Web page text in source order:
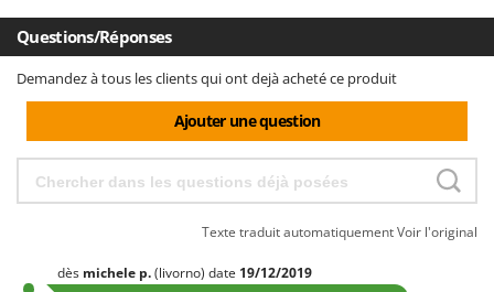
Questions/Réponses
Demandez à tous les clients qui ont dejà acheté ce produit
Ajouter une question
Texte traduit automatiquementVoir l'original
dès michele p.(livorno) date 19/12/2019